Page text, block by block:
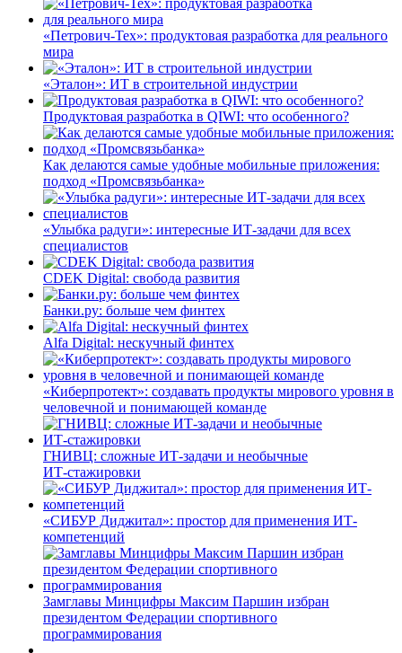
«Петрович-Тех»: продуктовая разработка для реального
мира
«Эталон»: ИТ в строительной индустрии
Продуктовая разработка в QIWI: что особенного?
Как делаются самые удобные мобильные приложения:
подход «Промсвязьбанка»
«Улыбка радуги»: интересные ИТ-задачи для всех
специалистов
CDEK Digital: свобода развития
Банки.ру: больше чем финтех
Alfa Digital: нескучный финтех
«Киберпротект»: создавать продукты мирового уровня в
человечной и понимающей команде
ГНИВЦ: сложные ИТ‑задачи и необычные
ИТ‑стажировки
«СИБУР Диджитал»: простор для применения ИТ-
компетенций
Замглавы Минцифры Максим Паршин избран
президентом Федерации спортивного
программирования